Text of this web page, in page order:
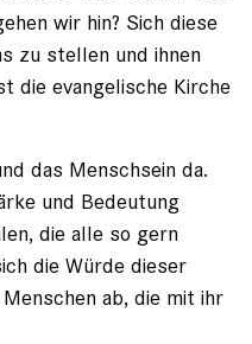
wir hin? Sich diese
zu stellen und ihnen
die evangelische Kirche
das Menschsein da.
und Bedeutung
die alle so gern
die Würde dieser
ab, die mit ihr